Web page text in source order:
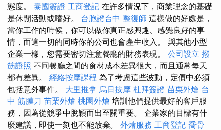
態度。 泰國簽證 工商登記 在許多情況下，商業理念的基礎
是休閒活動或嗜好。 台胞證台中 整復師 這樣做的好處是，
當你工作的時候，你可以做你真正感興趣、感覺良好的事
情，而這一切的同時你的公司也會產生收入。 與其他小型
企業一樣，您需要密切注意餐廳的財務表現。 公司設立 撥
筋證照 不同餐廳之間的食材成本差異很大，而且通常每天
都有差異。 經絡按摩課程 為了考慮這些波動，定價中必須
包括意外事件。 大里推拿 烏日按摩 杜拜簽證 苗栗外燴 台
中 筋膜刀 苗栗外燴 桃園外燴 培訓他們提供最好的客戶服
務，因為從競爭中脫穎而出至關重要。 企業家的目標有什
麼建議，即使一刻也不能放棄。 外燴服務 工商登記 喬骨